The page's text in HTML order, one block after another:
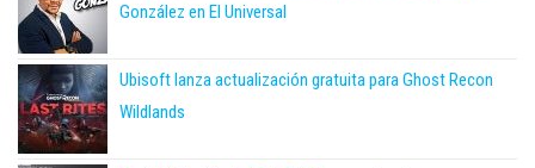
González en El Universal
Ubisoft lanza actualización gratuita para Ghost Recon
Wildlands